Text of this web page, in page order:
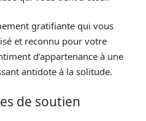
gratifiante qui vous
et reconnu pour votre
d’appartenance à une
antidote à la solitude.
de soutien